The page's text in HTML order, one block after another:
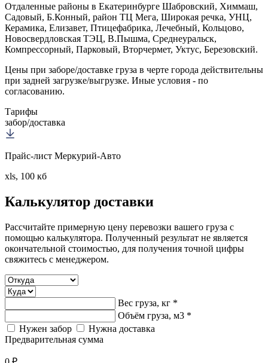
Отдаленные районы в Екатеринбурге Шабровский, Химмаш,
Садовый, Б.Конный, район ТЦ Мега, Широкая речка, УНЦ,
Керамика, Елизавет, Птицефабрика, Лечебный, Кольцово,
Новосвердловская ТЭЦ, В.Пышма, Среднеуральск,
Компрессорный, Парковый, Вторчермет, Уктус, Березовский.
Цены при заборе/доставке груза в черте города действительны
при задней загрузке/выгрузке. Иные условия - по
согласованию.
Тарифы
забор/доставка
Прайс-лист Меркурий-Авто
xls, 100 кб
Калькулятор доставки
Рассчитайте примерную цену перевозки вашего груза с
помощью калькулятора. Полученный результат не является
окончательной стоимостью, для получения точной цифры
свяжитесь с менеджером.
Вес груза, кг *
Объём груза, м3 *
Нужен забор
Нужна доставка
Предварительная сумма